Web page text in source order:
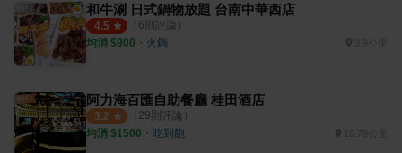
和牛涮 日式鍋物放題 台南中華西店
4.5 （ 6則評論）
均消 $900 ・ 火鍋
阿力海百匯自助餐廳 桂田酒店
3.2 （ 29則評論）
均消 $1500 ・ 吃到飽